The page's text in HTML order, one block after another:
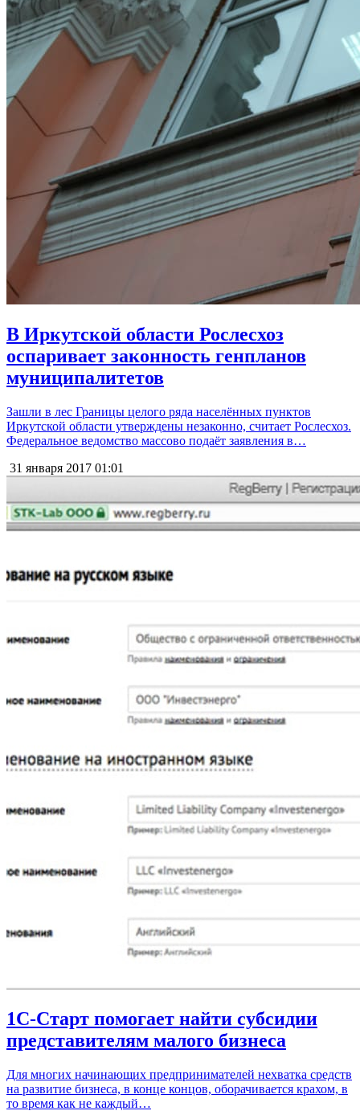
В Иркутской области Рослесхоз
оспаривает законность генпланов
муниципалитетов
Зашли в лес Границы целого ряда населённых пунктов
Иркутской области утверждены незаконно, считает Рослесхоз.
Федеральное ведомство массово подаёт заявления в…
31 января 2017 01:01
1С-Старт помогает найти субсидии
представителям малого бизнеса
Для многих начинающих предпринимателей нехватка средств
на развитие бизнеса, в конце концов, оборачивается крахом, в
то время как не каждый…